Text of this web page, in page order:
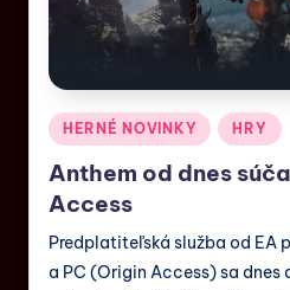
HERNÉ NOVINKY HRY
Anthem od dnes
Access
Predplatiteľská služba od EA
a PC (Origin Access) sa dnes